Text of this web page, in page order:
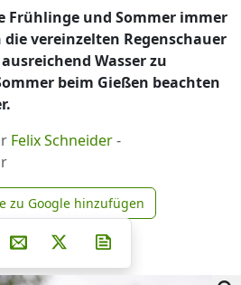
Frühlinge und Sommer immer
vereinzelten Regenschauer
Wasser zu
beim Gießen beachten
Felix Schneider-
news.de zu Google
zu Google hinzufügen
auf Facebook
Teilen auf Whatsapp
Teilen auf Telegram
auf Pinterest
Per E-Mail teilen
Post auf X